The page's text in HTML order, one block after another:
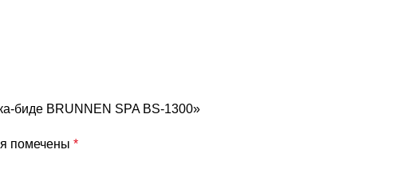
биде BRUNNEN SPA BS-1300»
помечены *